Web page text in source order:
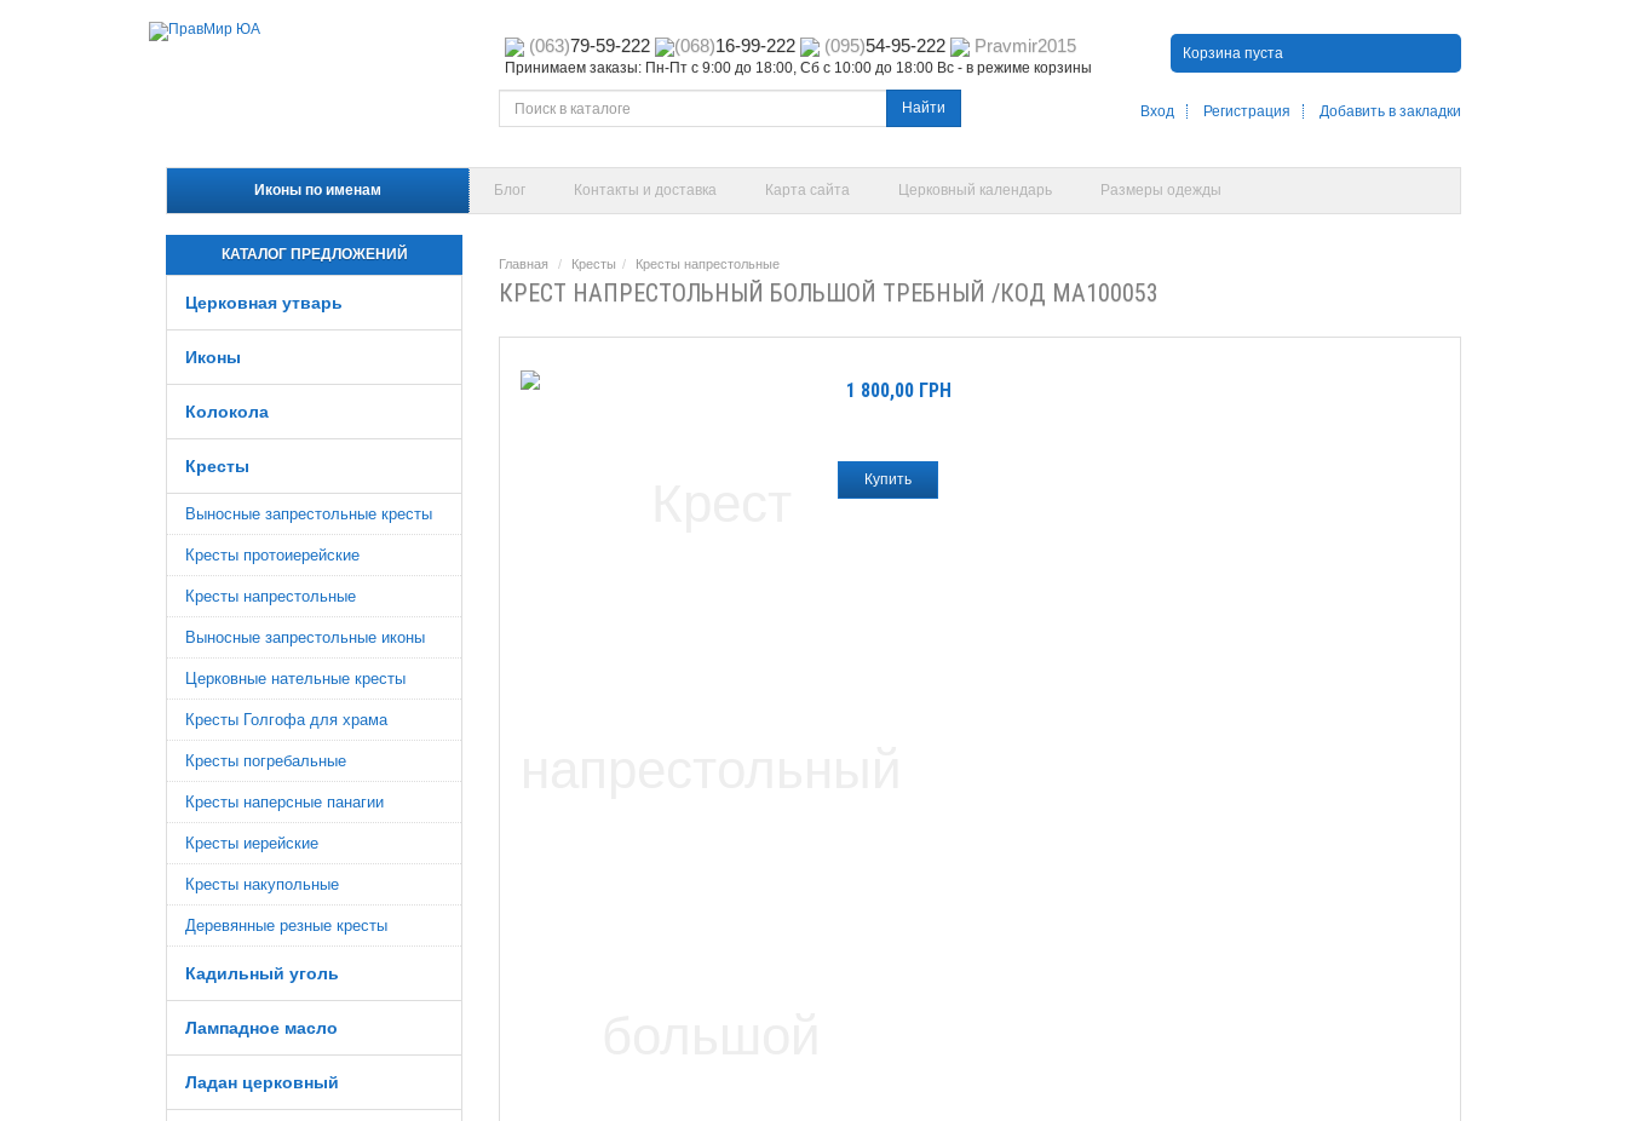
(063)79-59-222 (068)16-99-222 (095)54-95-222 Pravmir2015
Принимаем заказы: Пн-Пт с 9:00 до 18:00, Сб с 10:00 до 18:00 Вс - в режиме корзины
Корзина пуста
Найти Вход Регистрация Добавить в закладки
Иконы по именам Блог Контакты и доставка Карта сайта Церковный календарь Размеры одежды
КАТАЛОГ ПРЕДЛОЖЕНИЙ
Церковная утварь
Иконы
Колокола
Кресты
Выносные запрестольные кресты
Кресты протоиерейские
Кресты напрестольные
Выносные запрестольные иконы
Церковные нательные кресты
Кресты Голгофа для храма
Кресты погребальные
Кресты наперсные панагии
Кресты иерейские
Кресты накупольные
Деревянные резные кресты
Кадильный уголь
Лампадное масло
Ладан церковный
Главная Кресты Кресты напрестольные
КРЕСТ НАПРЕСТОЛЬНЫЙ БОЛЬШОЙ ТРЕБНЫЙ /КОД МА100053
1 800,00 ГРН